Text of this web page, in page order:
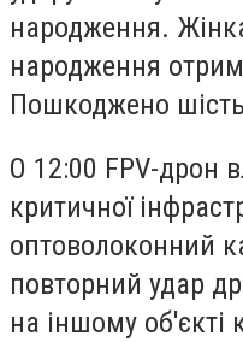
народження.
народження
Пошкоджено
О 12:00 FPV-дрон
критичної
оптоволоконний
повторний удар
на іншому об'єкті